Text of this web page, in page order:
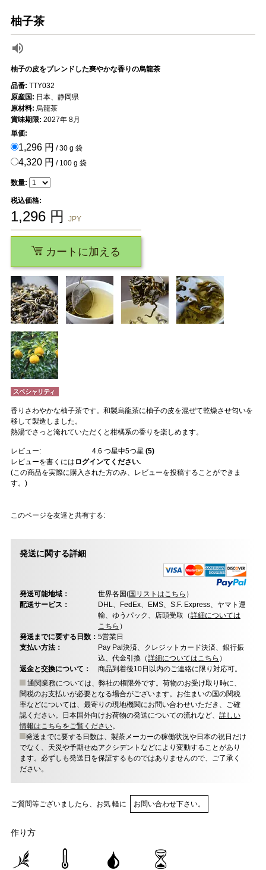
柚子茶
柚子の皮をブレンドした爽やかな香りの烏龍茶
香りさわやかな柚子茶です。和製烏龍茶に柚子の皮を混ぜて乾燥させ匂いを
移して製造しました。
熱湯でさっと淹れていただくと柑橘系の香りを楽しめます。
レビュー: 4.6 つ星中5つ星 (5)
レビューを書くには ログインてください.
(この商品を実際に購入された方のみ、レビューを投稿することができま
す。)
このページを友達と共有する:
品番: TTY032
原産国: 日本、静岡県
原材料: 烏龍茶
賞味期限: 2027年 8月
単価:
1,296 円 / 30 g 袋
4,320 円 / 100 g 袋
数量:
税込価格:
1,296円 JPY
カートに加える
発送に関する詳細
発送可能地域： 世界各国(国リストはこちら ）
配送サービス：
DHL、FedEx、EMS、S.F. Express、ヤマト運
輸、ゆうパック、店頭受取（詳細については
こちら ）
発送までに要する日数： 5営業日
支払い方法：
Pay Pal決済、クレジットカード決済、銀行振
込、代金引換（詳細についてはこちら ）
返金と交換について：
商品到着後10日以内のご連絡に限り対応可。
通関業務については、弊社の権限外です。荷物のお受け取り時に、
関税のお支払いが必要となる場合がございます。お住まいの国の関税
率などについては、最寄りの現地機関にお問い合わせいただき、ご確
認ください。日本国外向けお荷物の発送についての流れなど、 詳しい
情報はこちらをご覧ください。
発送までに要する日数は、製茶メーカーの稼働状況や日本の祝日だけ
でなく、天災や予期せぬアクシデントなどにより変動することがあり
ます。必ずしも発送日を保証するものではありませんので、ご了承く
ださい。
ご質問等ございましたら、お気 軽に お問い合わせ下さい。
作り方